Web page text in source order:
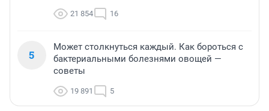
21 854 16
5
Может столкнуться каждый. Как бороться с
бактериальными болезнями овощей —
советы
19 891 5